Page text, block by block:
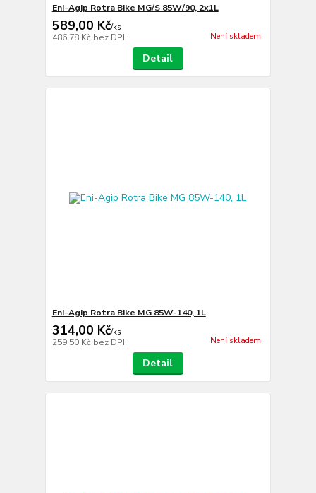
Eni-Agip Rotra Bike MG/S 85W/90, 2x1L
589,00 Kč/ks
486,78 Kč bez DPH Není skladem
Detail
Eni-Agip Rotra Bike MG 85W-140, 1L
314,00 Kč/ks
259,50 Kč bez DPH Není skladem
Detail